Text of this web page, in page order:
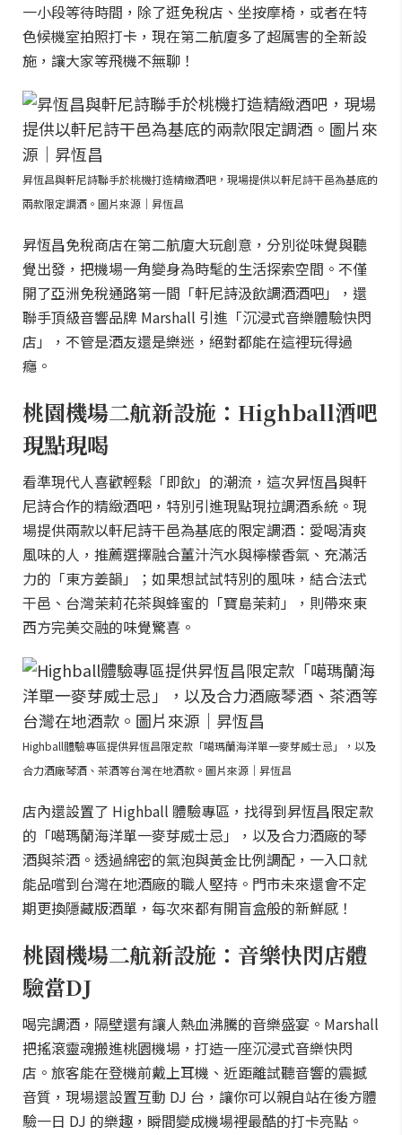
一小段等待時間，除了逛免稅店、坐按摩椅，或者在特
色候機室拍照打卡，現在第二航廈多了超厲害的全新設
施，讓大家等飛機不無聊！
昇恆昌與軒尼詩聯手於桃機打造精緻酒吧，現場提供以軒尼詩干邑為基底的
兩款限定調酒。圖片來源｜昇恆昌
昇恆昌免稅商店在第二航廈大玩創意，分別從味覺與聽
覺出發，把機場一角變身為時髦的生活探索空間。不僅
開了亞洲免稅通路第一間「軒尼詩汲飲調酒酒吧」，還
聯手頂級音響品牌 Marshall 引進「沉浸式音樂體驗快閃
店」，不管是酒友還是樂迷，絕對都能在這裡玩得過
癮。
桃園機場二航新設施：Highball酒吧
現點現喝
看準現代人喜歡輕鬆「即飲」的潮流，這次昇恆昌與軒
尼詩合作的精緻酒吧，特別引進現點現拉調酒系統。現
場提供兩款以軒尼詩干邑為基底的限定調酒：愛喝清爽
風味的人，推薦選擇融合薑汁汽水與檸檬香氣、充滿活
力的「東方姜韻」；如果想試試特別的風味，結合法式
干邑、台灣茉莉花茶與蜂蜜的「寶島茉莉」，則帶來東
西方完美交融的味覺驚喜。
Highball體驗專區提供昇恆昌限定款「噶瑪蘭海洋單一麥芽威士忌」，以及
合力酒廠琴酒、茶酒等台灣在地酒款。圖片來源｜昇恆昌
店內還設置了 Highball 體驗專區，找得到昇恆昌限定款
的「噶瑪蘭海洋單一麥芽威士忌」，以及合力酒廠的琴
酒與茶酒。透過綿密的氣泡與黃金比例調配，一入口就
能品嚐到台灣在地酒廠的職人堅持。門市未來還會不定
期更換隱藏版酒單，每次來都有開盲盒般的新鮮感！
桃園機場二航新設施：音樂快閃店體
驗當DJ
喝完調酒，隔壁還有讓人熱血沸騰的音樂盛宴。Marshall
把搖滾靈魂搬進桃園機場，打造一座沉浸式音樂快閃
店。旅客能在登機前戴上耳機、近距離試聽音響的震撼
音質，現場還設置互動 DJ 台，讓你可以親自站在後方體
驗一日 DJ 的樂趣，瞬間變成機場裡最酷的打卡亮點。